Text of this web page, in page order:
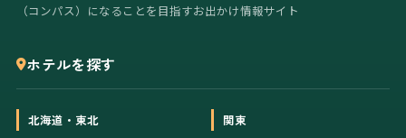
（コンパス）になることを目指すお出かけ情報サイト
ホテルを探す
北海道・東北 関東